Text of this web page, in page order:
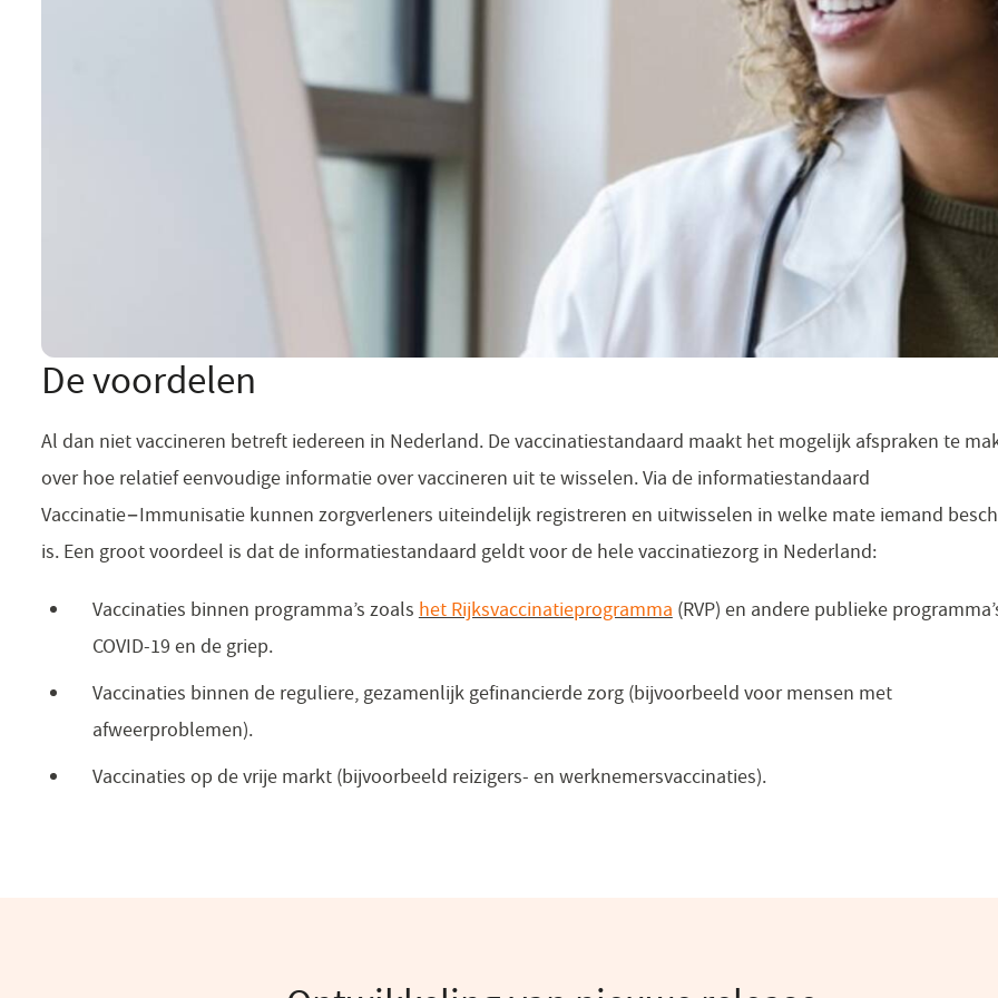
De voordelen
Al dan niet vaccineren betreft iedereen in Nederland. De vaccinatiestandaard maakt het mogelijk afspraken te
over hoe relatief eenvoudige informatie over vaccineren uit te wisselen. Via de informatiestandaard
Vaccinatie−Immunisatie kunnen zorgverleners uiteindelijk registreren en uitwisselen in welke mate iemand
is. Een groot voordeel is dat de informatiestandaard geldt voor de hele vaccinatiezorg in Nederland:
Vaccinaties binnen programma’s zoals het Rijksvaccinatieprogramma (RVP) en andere publieke
COVID-19 en de griep.
Vaccinaties binnen de reguliere, gezamenlijk gefinancierde zorg (bijvoorbeeld voor mensen met
afweerproblemen).
Vaccinaties op de vrije markt (bijvoorbeeld reizigers- en werknemersvaccinaties).